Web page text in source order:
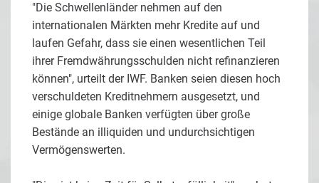
"Die Schwellenländer nehmen auf den
internationalen Märkten mehr Kredite auf und
laufen Gefahr, dass sie einen wesentlichen Teil
ihrer Fremdwährungsschulden nicht refinanzieren
können", urteilt der IWF. Banken seien diesen hoch
verschuldeten Kreditnehmern ausgesetzt, und
einige globale Banken verfügten über große
Bestände an illiquiden und undurchsichtigen
Vermögenswerten.